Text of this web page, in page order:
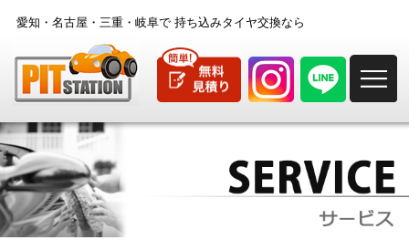
愛知・名古屋・三重・岐阜で持ち込みタイヤ交換なら